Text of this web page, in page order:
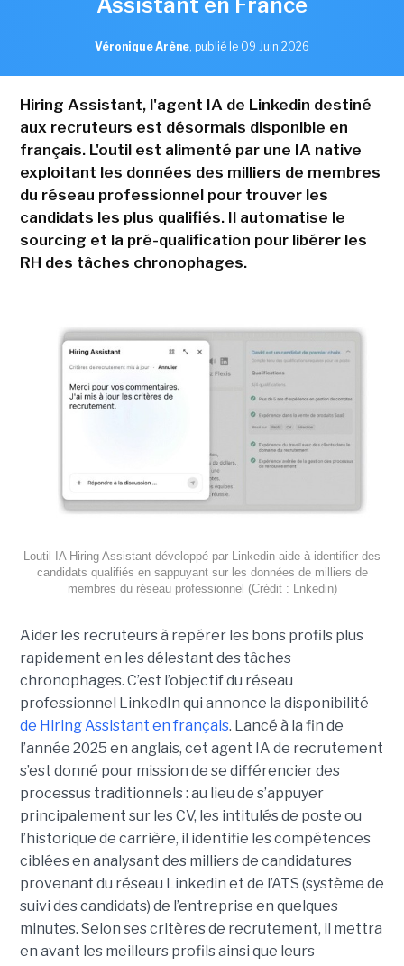
Assistant en France
Véronique Arène, publié le 09 Juin 2026
Hiring Assistant, l'agent IA de Linkedin destiné
aux recruteurs est désormais disponible en
français. L'outil est alimenté par une IA native
exploitant les données des milliers de membres
du réseau professionnel pour trouver les
candidats les plus qualifiés. Il automatise le
sourcing et la pré-qualification pour libérer les
RH des tâches chronophages.
Loutil IA Hiring Assistant développé par Linkedin aide à identifier des
candidats qualifiés en sappuyant sur les données de milliers de
membres du réseau professionnel (Crédit : Lnkedin)
Aider les recruteurs à repérer les bons profils plus
rapidement en les délestant des tâches
chronophages. C’est l’objectif du réseau
professionnel LinkedIn qui annonce la disponibilité
de Hiring Assistant en français. Lancé à la fin de
l’année 2025 en anglais, cet agent IA de recrutement
s’est donné pour mission de se différencier des
processus traditionnels : au lieu de s’appuyer
principalement sur les CV, les intitulés de poste ou
l’historique de carrière, il identifie les compétences
ciblées en analysant des milliers de candidatures
provenant du réseau Linkedin et de l’ATS (système de
suivi des candidats) de l’entreprise en quelques
minutes. Selon ses critères de recrutement, il mettra
en avant les meilleurs profils ainsi que leurs